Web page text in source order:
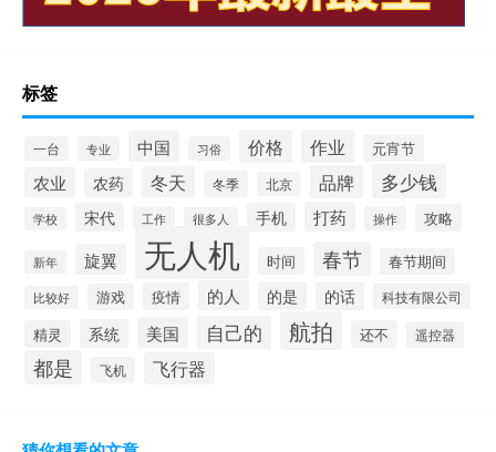
标签
一台 专业 中国 习俗 价格 作业 元宵节
农业 农药 冬天 冬季 北京 品牌 多少钱
学校 宋代 工作 很多人 手机 打药 操作 攻略
新年 旋翼 无人机 时间 春节 春节期间
比较好 游戏 疫情 的人 的是 的话 科技有限公司
精灵 系统 美国 自己的 航拍 还不 遥控器
都是 飞机 飞行器